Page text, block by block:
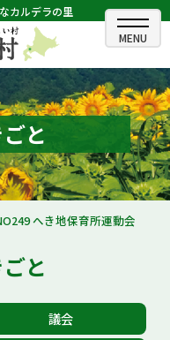
カルデラの里
と
へき地保育所運動会
と
議会